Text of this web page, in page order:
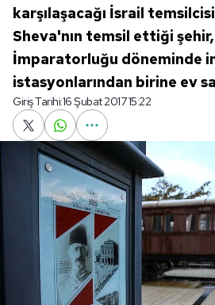
karşılaşacağı İsrail
Sheva'nın temsil ettiği şehir,
İmparatorluğu döneminde
istasyonlarından birine ev
Giriş Tarihi:16 Şubat 2017 15:22